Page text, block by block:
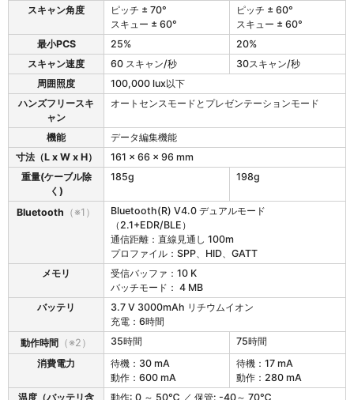
5
4
E
）
仕
ス
ダ
ジ
（
スキャン角度
ピッチ ± 70°
スキュー ± 60°
ピッチ ± 60°
スキュー ± 60°
最小PCS
25%
20%
スキャン速度
60 スキャン/秒
30スキャン/秒
周囲照度
100,000 lux以下
ハンズフリースキ
ャン
オートセンスモードとプレゼンテーションモード
機能
データ編集機能
寸法（L x W x H）
161 x 66 x 96 mm
重量(ケーブル除
く)
185g 198g
Bluetooth （※1）
Bluetooth(R) V4.0 デュアルモード
（2.1+EDR/BLE）
通信距離：直線見通し 100m
プロファイル：SPP、HID、GATT
メモリ
受信バッファ：10 K
バッチモード： 4 MB
バッテリ
3.7 V 3000mAh リチウムイオン
充電：6時間
動作時間 （※2） 35時間
75時間
消費電力
待機：30 mA
動作：600 mA
待機：17 mA
動作：280 mA
温度（バッテリ含
動作: 0 ～ 50℃ ／ 保管: -40～ 70℃